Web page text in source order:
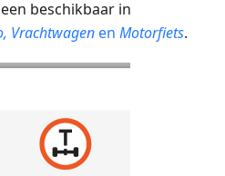
beschikbaar in
Vrachtwagen en Motorfiets.